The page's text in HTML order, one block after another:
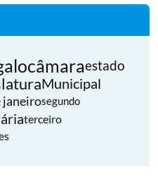
câmaraestado
Municipal
janeirosegundo
terceiro